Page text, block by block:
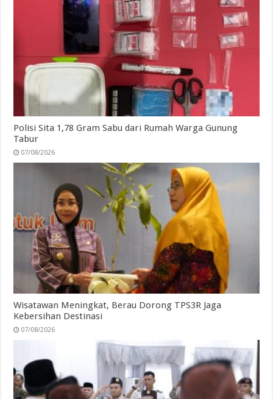
Polisi Sita 1,78 Gram Sabu dari Rumah Warga Gunung
Tabur
07/08/2026
Wisatawan Meningkat, Berau Dorong TPS3R Jaga
Kebersihan Destinasi
07/08/2026